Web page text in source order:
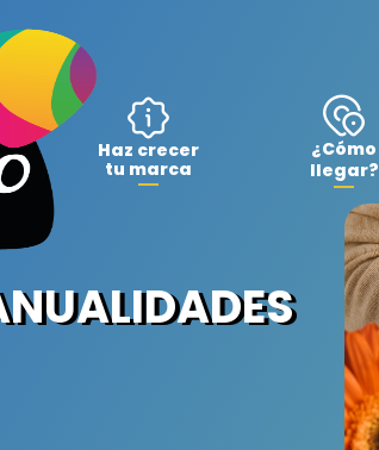
Haz crecer
tu marca
¿Cómo
llegar?